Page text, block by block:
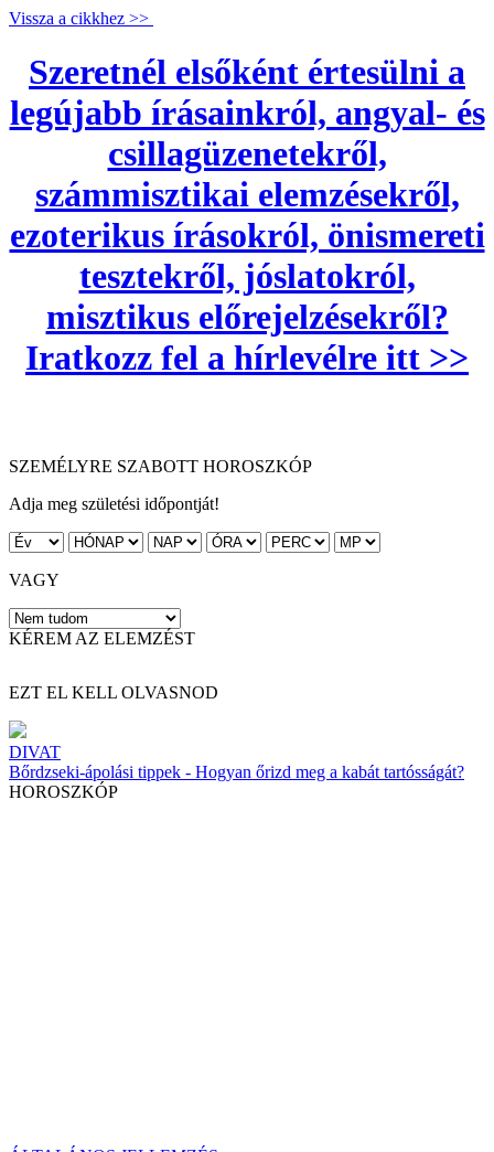
Vissza a cikkhez >>
Szeretnél elsőként értesülni a
legújabb írásainkról, angyal- és
csillagüzenetekről,
számmisztikai elemzésekről,
ezoterikus írásokról, önismereti
tesztekről, jóslatokról,
misztikus előrejelzésekről?
Iratkozz fel a hírlevélre itt >>
SZEMÉLYRE SZABOTT HOROSZKÓP
Adja meg születési időpontját!
VAGY
KÉREM AZ ELEMZÉST
EZT EL KELL OLVASNOD
DIVAT
Bőrdzseki-ápolási tippek - Hogyan őrizd meg a kabát tartósságát?
HOROSZKÓP